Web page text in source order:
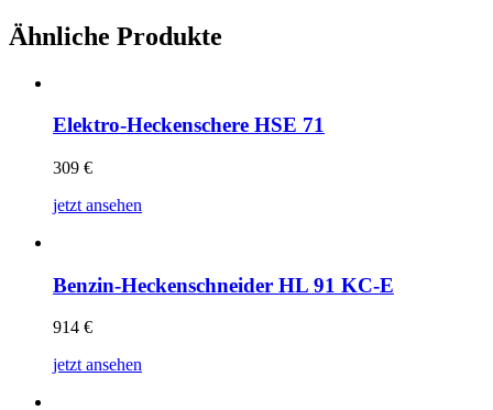
Ähnliche Produkte
Elektro-Heckenschere HSE 71
309 €
jetzt ansehen
Benzin-Heckenschneider HL 91 KC-E
914 €
jetzt ansehen